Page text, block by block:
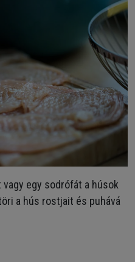
egy sodrófát a húsok
a hús rostjait és puhává